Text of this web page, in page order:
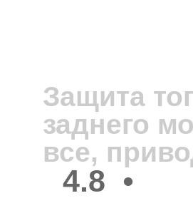
Защита
заднего
все,
4.8 •